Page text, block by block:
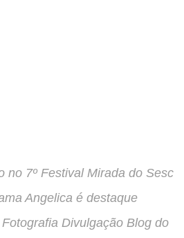
no 7º Festival Mirada do Sesc
Angelica é destaque
Divulgação Blog do